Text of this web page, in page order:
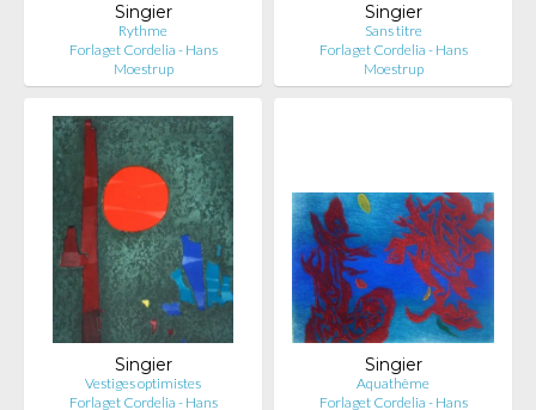
Singier
Rythme
Forlaget Cordelia - Hans
Moestrup
Singier
Sans titre
Forlaget Cordelia - Hans
Moestrup
Singier
Vestiges optimistes
Forlaget Cordelia - Hans
Singier
Aquathème
Forlaget Cordelia - Hans